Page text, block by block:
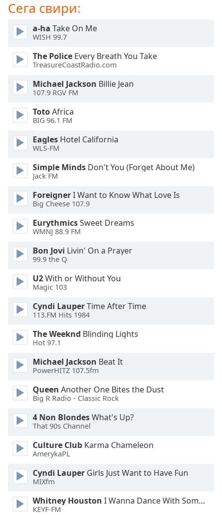
Opacity
Caption
Area
Background
Color
Opacity
Font
Text
Edge
Family
Reset
Done
Close
Modal
Dialog
End
window.
Сега свири:
a-ha Take On Me
WISH 99.7
The Police Every Breath You Take
TreasureCoastRadio.com
Michael Jackson Billie Jean
107.9 RGV FM
TotoAfrica
BIG 96.1 FM
Eagles Hotel California
WLS-FM
Simple Minds Don't You (Forget About Me)
Jack FM
ForeignerI Want to Know What Love Is
Big Cheese 107.9
EurythmicsSweet Dreams
WMNJ 88.9 FM
Bon Jovi Livin' On a Prayer
99.9 the Q
U2With or Without You
Magic 103
Cyndi LauperTime After Time
113.FM Hits 1984
The Weeknd Blinding Lights
Hot 97.1
Michael Jackson Beat It
PowerHITZ 107.5fm
Queen Another One Bites the Dust
Big R Radio - Classic Rock
4 Non BlondesWhat's Up?
That 90s Channel
Culture Club Karma Chameleon
AmerykaPL
Cyndi Lauper Girls Just Want to Have Fun
MIXfm
Whitney Houston I Wanna Dance With Somebody
KEYF-FM